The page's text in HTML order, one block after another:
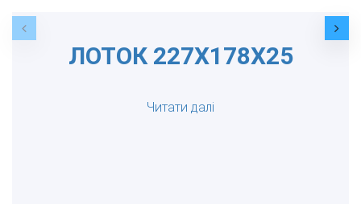
ЛОТОК 227Х178Х25
Читати далі